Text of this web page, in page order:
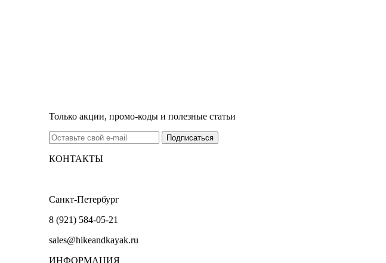
Только акции, промо-коды и полезные статьи
КОНТАКТЫ
Санкт-Петербург
8 (921) 584-05-21
sales@hikeandkayak.ru
ИНФОРМАЦИЯ